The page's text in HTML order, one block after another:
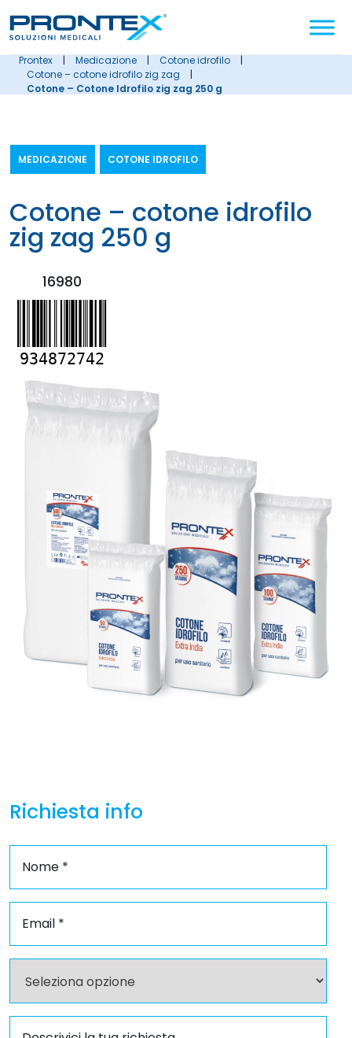
sito
prontex | medicazione | cotone idrofilo
|
cotone – cotone idrofilo zig zag
|
Cotone – Cotone Idrofilo zig zag 250 g
MEDICAZIONE COTONE IDROFILO
cotone – cotone idrofilo
zig zag 250 g
16980
934872742
Richiesta info